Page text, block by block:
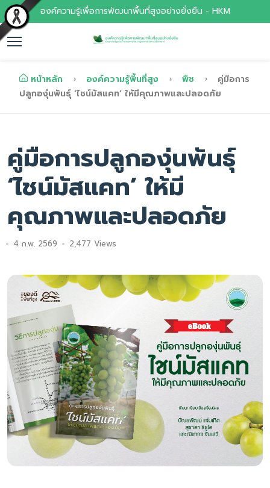
องค์ความรู้เพื่อการพัฒนาพื้นที่สูงอย่างยั่งยืน - HKM
หน้าหลัก องค์ความรู้พื้นที่สูง พืช
คู่มือการ
ปลูกองุ่นพันธุ์ ‘ไชน์มัสแคท’ ให้มีคุณภาพและปลอดภัย
คู่มือการปลูกองุ่นพันธุ์
‘ไชน์มัสแคท’ ให้มี
คุณภาพและปลอดภัย
4 ก.พ. 2569 2,477 Views